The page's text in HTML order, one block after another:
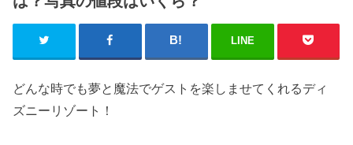
LINE
どんな時でも夢と魔法でゲストを楽しませてくれるディ
ズニーリゾート！